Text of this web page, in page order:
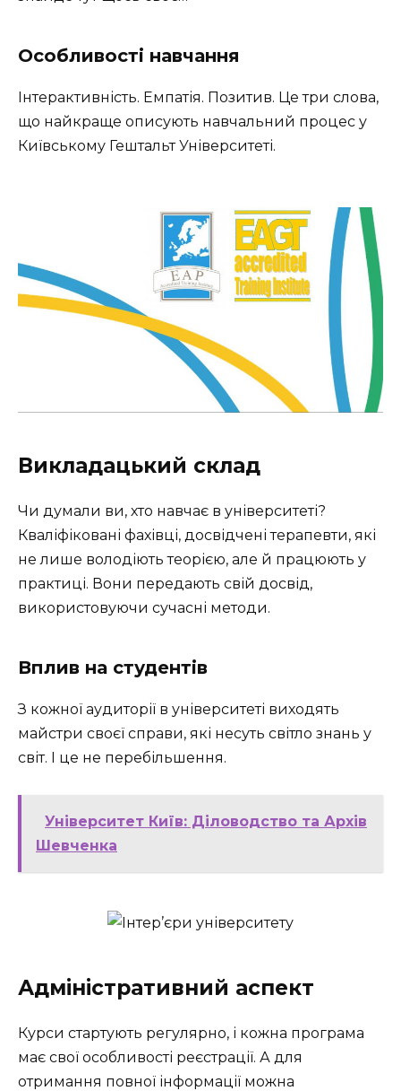
Особливості навчання
Інтерактивність. Емпатія. Позитив. Це три слова,
що найкраще описують навчальний процес у
Київському Гештальт Університеті.
Викладацький склад
Чи думали ви, хто навчає в університеті?
Кваліфіковані фахівці, досвідчені терапевти, які
не лише володіють теорією, але й працюють у
практиці. Вони передають свій досвід,
використовуючи сучасні методи.
Вплив на студентів
З кожної аудиторії в університеті виходять
майстри своєї справи, які несуть світло знань у
світ. І це не перебільшення.
Університет Київ: Діловодство та Архів
Шевченка
Адміністративний аспект
Курси стартують регулярно, і кожна програма
має свої особливості реєстрації. А для
отримання повної інформації можна